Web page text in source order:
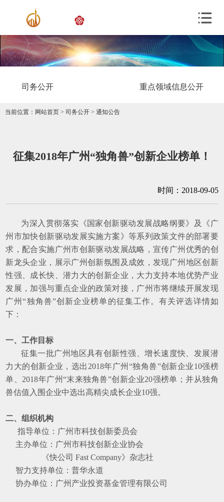
司务公开 重点领域信息公开
当前位置： 网站首页 > 司务公开 > 通知公告
征集2018年广州“独角兽”创新企业榜单！
时间：2018-09-05
为深入贯彻落实《国家创新驱动发展战略纲要》及《广
州市加快创新驱动发展实施方案》等系列政策文件的部署要
求，配合实施广州市创新驱动发展战略，宣传广州优秀的创
新龙头企业，展示广州创新氛围及成效，发现广州地区创新
性强、成长快、潜力大的创新企业，大力支持本地优势产业
发展，加强与重点企业的政策对接，广州市将继续开展发现
广州“独角兽”创新企业榜单的征集工作。有关评选详情如
下：
一、工作目标
征集一批广州地区具有创新性强、增长速度快、发展潜
力大的创新企业，选出2018年广州“独角兽”创新企业10强榜
单、2018年广州“末来独角兽”创新企业20强榜单；并从独角
兽估值入围企业中选出高精尖成长企业10强。
二、组织机构
指导单位：广州市科技创新委员会
主办单位：广州市科技创新企业协会
《快公司 Fast Company》杂志社
智力支持单位：普华永道
协办单位：广州产业投资基金管理有限公司